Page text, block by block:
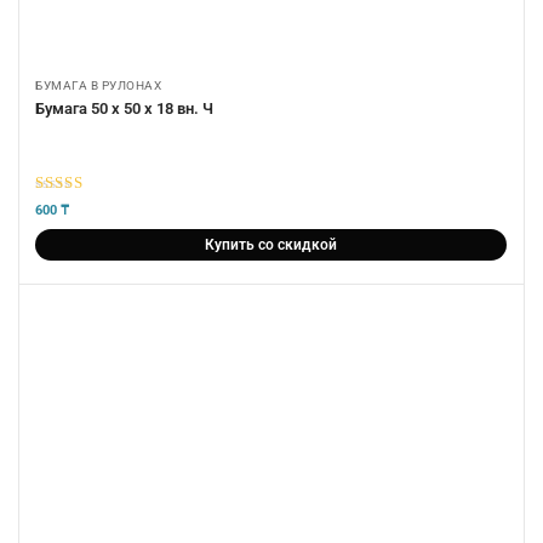
БУМАГА В РУЛОНАХ
Бумага 50 х 50 х 18 вн. Ч
5из 5
600 ₸
Купить со скидкой